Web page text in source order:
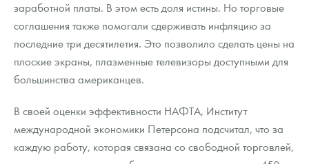
заработной платы. В этом есть доля истины. Но торговые
соглашения также помогали сдерживать инфляцию за
последние три десятилетия. Это позволило сделать цены на
плоские экраны, плазменные телевизоры доступными для
большинства американцев.
В своей оценки эффективности НАФТА, Институт
международной экономики Петерсона подсчитал, что за
каждую работу, которая связана со свободной торговлей,